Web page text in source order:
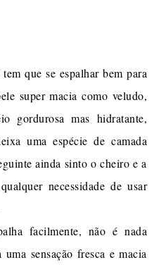
que se espalhar bem para
super macia como veludo,
gordurosa mas hidratante,
uma espécie de camada
ainda sinto o cheiro e a
necessidade de usar
facilmente, não é nada
sensação fresca e macia